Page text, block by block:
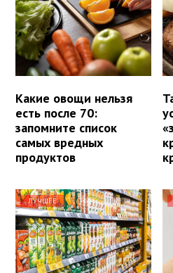
Какие овощи нельзя
есть после 70:
запомните список
самых вредных
продуктов
ЛУЧШЕЕ